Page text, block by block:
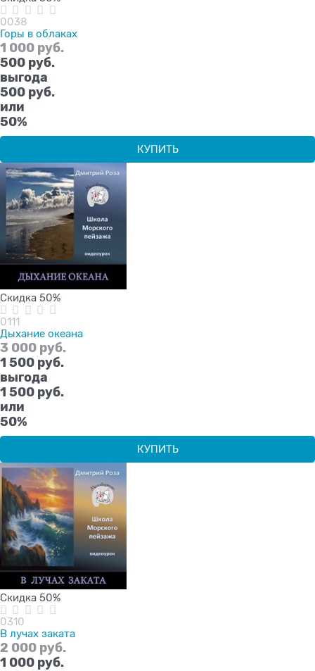
0038
Горы в облаках
1 000 руб.
500 руб.
выгода
500 руб.
или
50%
КУПИТЬ
Скидка 50%
0111
Дыхание океана
3 000 руб.
1 500 руб.
выгода
1 500 руб.
или
50%
КУПИТЬ
Скидка 50%
0310
В лучах заката
2 000 руб.
1 000 руб.